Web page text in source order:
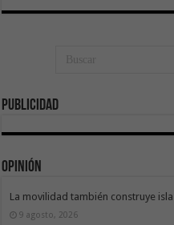
Publicidad
Opinión
La movilidad también construye isla
9 agosto, 2026